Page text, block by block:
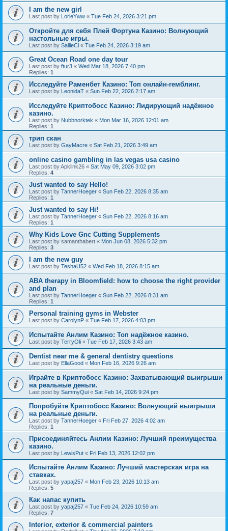
I am the new girl
Last post by LorieYww « Tue Feb 24, 2026 3:21 pm
Откройте для себя Плей Фортуна Казино: Волнующий
настольные игры.
Last post by SallieCl « Tue Feb 24, 2026 3:19 am
Great Ocean Road one day tour
Last post by ftur3 « Wed Mar 18, 2026 7:40 pm
Replies: 1
Исследуйте Раменбет Казино: Топ онлайн-гемблинг.
Last post by LeonidaT « Sun Feb 22, 2026 2:17 am
Исследуйте Криптобосс Казино: Лидирующий надёжное
казино.
Last post by Nubbnorktek « Mon Mar 16, 2026 12:01 am
Replies: 1
трип скан
Last post by GayMacre « Sat Feb 21, 2026 3:49 am
online casino gambling in las vegas usa casino
Last post byApklink26 « Sat May 09, 2026 3:02 pm
Replies: 4
Just wanted to say Hello!
Last post by TannerHoeger « Sun Feb 22, 2026 8:35 am
Replies: 1
Just wanted to say Hi!
Last post by TannerHoeger « Sun Feb 22, 2026 8:16 am
Replies: 1
Why Kids Love Gnc Cutting Supplements
Last post by samanthabert « Mon Jun 08, 2026 5:32 pm
Replies: 3
I am the new guy
Last post by TeshaU52 « Wed Feb 18, 2026 8:15 am
ABA therapy in Bloomfield: how to choose the right provider
and plan
Last post by TannerHoeger « Sun Feb 22, 2026 8:31 am
Replies: 1
Personal training gyms in Webster
Last post by CarolynP « Tue Feb 17, 2026 4:03 pm
Испытайте Анлим Казино: Топ надёжное казино.
Last post by TerryOli « Tue Feb 17, 2026 3:43 am
Dentist near me & general dentistry questions
Last post by EllaGood « Mon Feb 16, 2026 9:26 am
Играйте в Криптобосс Казино: Захватывающий выигрыши
на реальные деньги.
Last post by SammyQui « Sat Feb 14, 2026 9:24 pm
Попробуйте Криптобосс Казино: Волнующий выигрыши
на реальные деньги.
Last post by TannerHoeger « Fri Feb 27, 2026 4:02 am
Replies: 1
Присоединяйтесь Анлим Казино: Лучший преимущества
казино.
Last post by LewisPut « Fri Feb 13, 2026 12:02 pm
Испытайте Анлим Казино: Лучший мастерская игра на
ставках.
Last post by yapaj257 « Mon Feb 23, 2026 10:13 am
Replies: 5
Как напас купить
Last post by yapaj257 « Tue Feb 24, 2026 10:59 am
Replies: 7
Interior, exterior & commercial painters